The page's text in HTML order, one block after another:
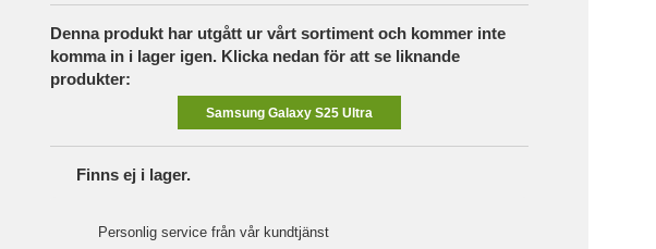
Denna produkt har utgått ur vårt sortiment och kommer inte
komma in i lager igen. Klicka nedan för att se liknande
produkter:
Samsung Galaxy S25 Ultra
Finns ej i lager.
Personlig service från vår kundtjänst